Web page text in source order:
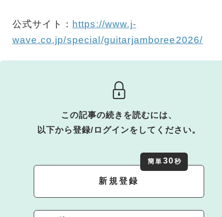
公式サイト： https://www.j-
wave.co.jp/special/guitarjamboree2026/
この記事の続きを読むには、
以下から登録/ログインをしてください。
新規登録
簡単 30 秒